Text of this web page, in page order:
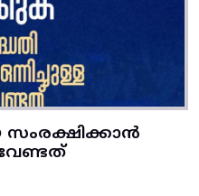
സംരക്ഷിക്കാൻ